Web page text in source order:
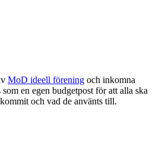
MoD ideell förening och inkomna
en egen budgetpost för att alla ska
och vad de använts till.